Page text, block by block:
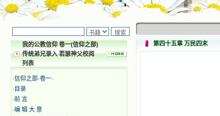
我的公教信仰 卷一(信仰之部)
传统弟兄录入 若瑟神父校阅
列表
·信仰之部·卷一·
· 目录
·前 言
·编 辑 大 意
第四十五章 万民四末